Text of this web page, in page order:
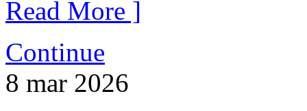
Read More ]
Continue
8 mar 2026